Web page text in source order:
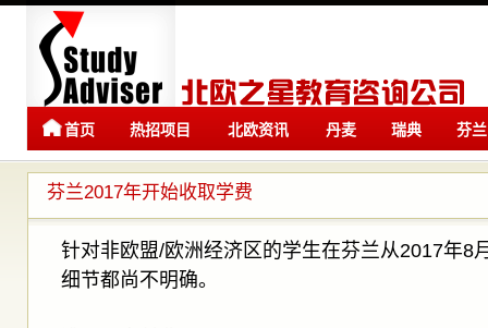
首页 热招项目 北欧资讯 丹麦
留学
瑞典
留学
芬兰
芬兰2017年开始收取学费
针对非欧盟/欧洲经济区的学生在芬兰从2017年8
细节都尚不明确。